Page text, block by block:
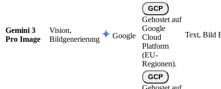
Gemini 3
Pro Image
Vision,
Bildgenerierung
Google
GCP
Gehostet auf
Google
Cloud
Platform
(EU-
Regionen).
Text, Bild
GCP